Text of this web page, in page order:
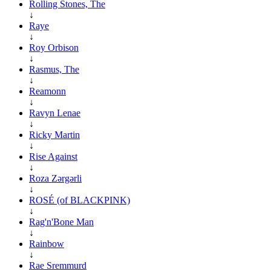
Rolling Stones, The
↓
Raye
↓
Roy Orbison
↓
Rasmus, The
↓
Reamonn
↓
Ravyn Lenae
↓
Ricky Martin
↓
Rise Against
↓
Roza Zərgərli
↓
ROSÉ (of BLACKPINK)
↓
Rag'n'Bone Man
↓
Rainbow
↓
Rae Sremmurd